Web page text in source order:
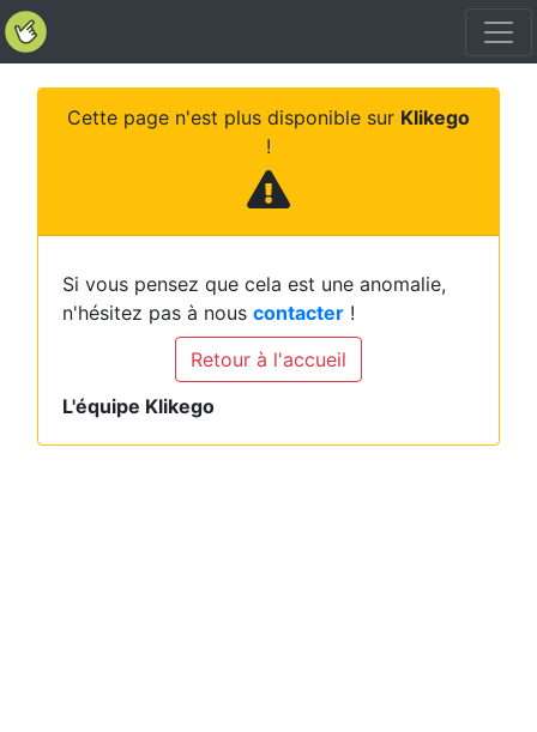
Cette page n'est plus disponible sur Klikego
!
Si vous pensez que cela est une anomalie,
n'hésitez pas à nous contacter !
Retour à l'accueil
L'équipe Klikego